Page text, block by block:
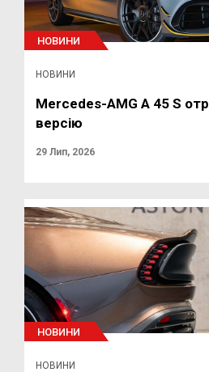
НОВИНИ
НОВИНИ
Mercedes-AMG A 45 S
версію
29 Лип, 2026
НОВИНИ
НОВИНИ